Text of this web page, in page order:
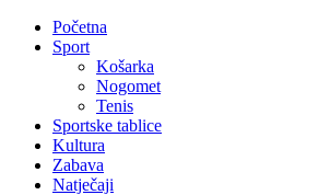
Početna
Sport
Košarka
Nogomet
Tenis
Sportske tablice
Kultura
Zabava
Natječaji